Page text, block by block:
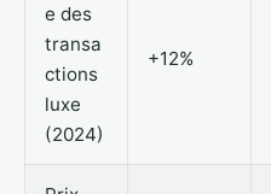
e des
transa
ctions
luxe
(2024)
+12%